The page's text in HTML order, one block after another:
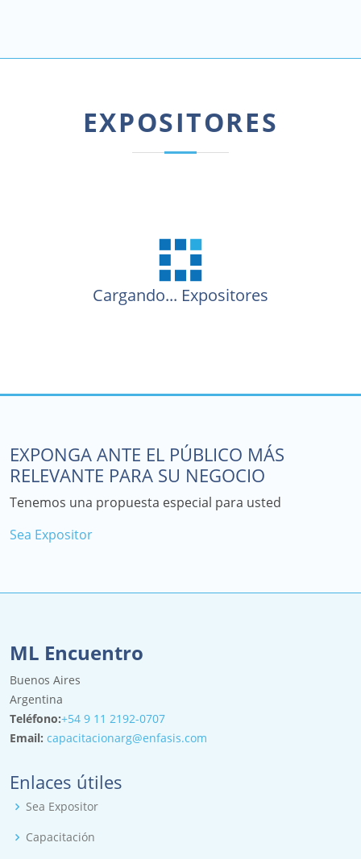
EXPOSITORES
Cargando... Expositores
EXPONGA ANTE EL PÚBLICO MÁS
RELEVANTE PARA SU NEGOCIO
Tenemos una propuesta especial para usted
Sea Expositor
ML Encuentro
Buenos Aires
Argentina
Teléfono:+54 9 11 2192-0707
Email: capacitacionarg@enfasis.com
Enlaces útiles
Sea Expositor
Capacitación